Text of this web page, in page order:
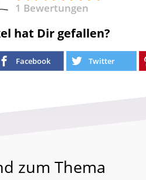
1 Bewertungen
hat Dir gefallen?
Facebook Twitter
zum Thema